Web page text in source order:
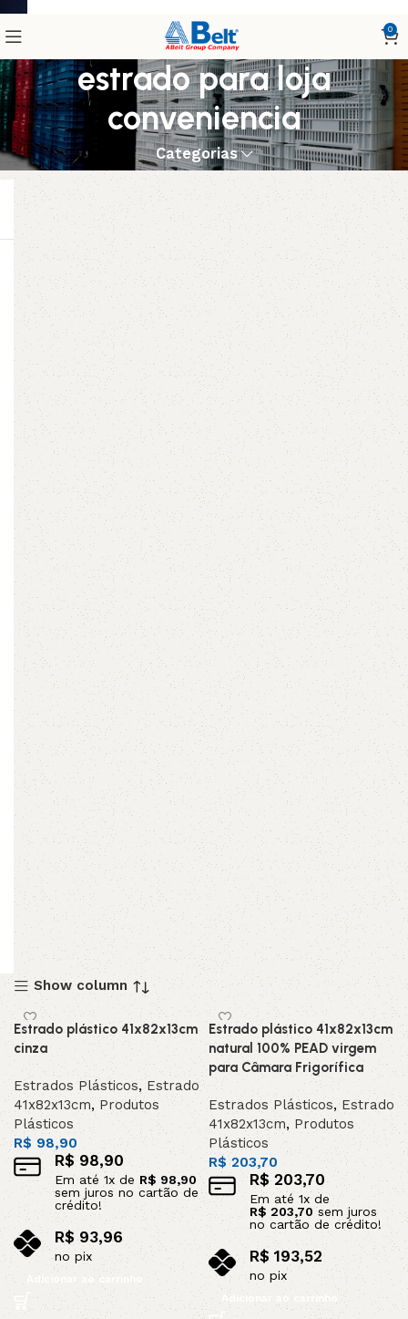
0
estrado para loja
conveniencia
Categorias
Show column
Estrado plástico 41x82x13cm
cinza
Estrados Plásticos,Estrado
41x82x13cm,Produtos
Plásticos
R$ 98,90
R$98,90
Em até 1x de R$ 98,90
sem juros no cartão de
crédito!
R$93,96
no pix
Adicionar ao carrinho
Estrado plástico 41x82x13cm
natural 100% PEAD virgem
para Câmara Frigorífica
Estrados Plásticos,Estrado
41x82x13cm, Produtos
Plásticos
R$203,70
R$203,70
Em até 1x de
R$203,70 sem juros
no cartão de crédito!
R$193,52
no pix
Adicionar ao carrinho